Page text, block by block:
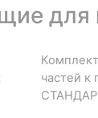
для
частей к